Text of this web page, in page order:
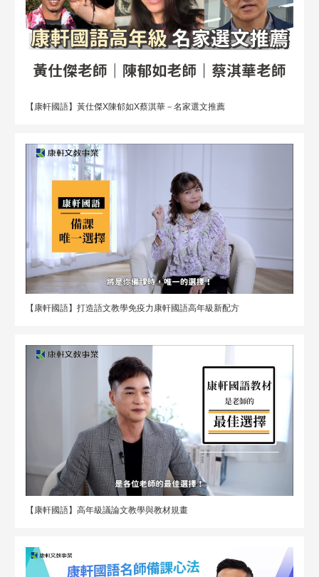
【康軒國語】黃仕傑X陳郁如X蔡淇華－名家選文推薦
【康軒國語】打造語文教學免疫力康軒國語高年級新配方
【康軒國語】高年級議論文教學與教材規畫